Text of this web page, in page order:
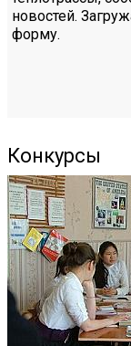
новостей.
форму.
Конкурсы